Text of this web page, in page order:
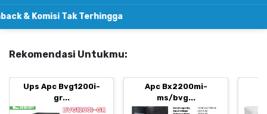
Tak Terhingga
Rekomendasi Untukmu:
Ups Apc Bvg1200i-
gr...
Apc Bx2200mi-
ms/bvg...